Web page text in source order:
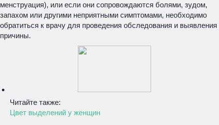
менструация), или если они сопровождаются болями, зудом,
запахом или другими неприятными симптомами, необходимо
обратиться к врачу для проведения обследования и выявления
причины.
Читайте также:
Цвет выделений у женщин